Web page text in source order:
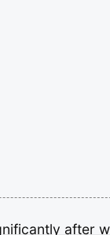
after